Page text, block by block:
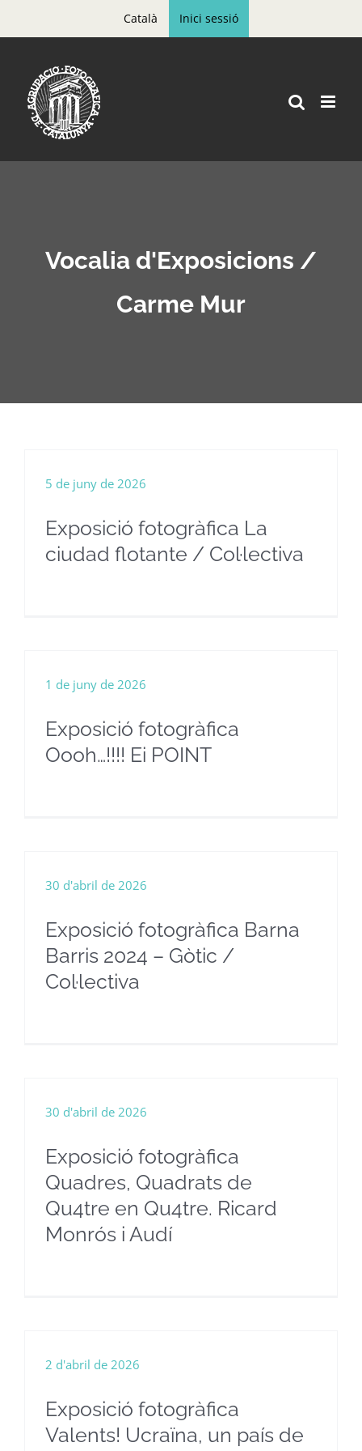
to
content
Català Inici sessió
Vocalia d'Exposicions /
Carme Mur
Exposició fotogràfica La
ciudad flotante / Col·lectiva
5 de juny de 2026
Exposició fotogràfica
Oooh…!!!! Ei POINT
1 de juny de 2026
Exposició fotogràfica Barna
Barris 2024 – Gòtic /
Col·lectiva
30 d'abril de 2026
Exposició fotogràfica
Quadres, Quadrats de
Qu4tre en Qu4tre. Ricard
Monrós i Audí
30 d'abril de 2026
Exposició fotogràfica
Valents! Ucraïna, un país de
2 d'abril de 2026